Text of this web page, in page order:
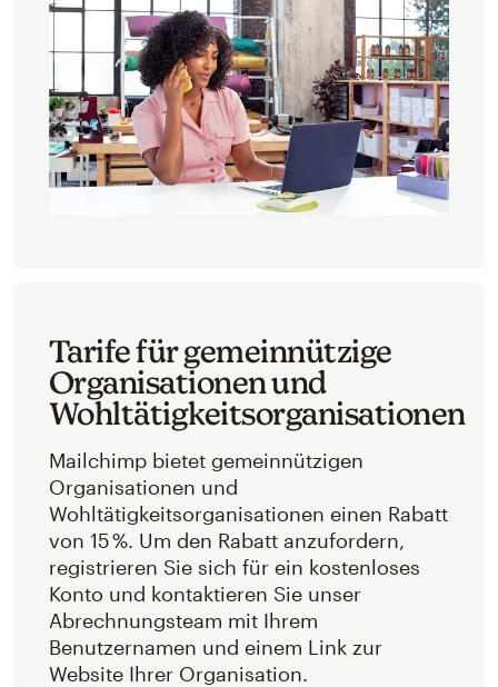
Tarife für gemeinnützige
Organisationen und
Wohltätigkeitsorganisationen
Mailchimp bietet gemeinnützigen
Organisationen und
Wohltätigkeitsorganisationen einen Rabatt
von 15 %. Um den Rabatt anzufordern,
registrieren Sie sich für ein kostenloses
Konto und kontaktieren Sie unser
Abrechnungsteam mit Ihrem
Benutzernamen und einem Link zur
Website Ihrer Organisation.